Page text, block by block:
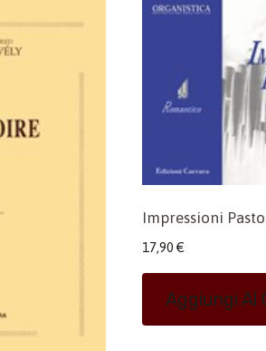
Impressioni
17,90 €
Aggiungi Al